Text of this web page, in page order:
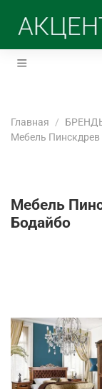
Главная
Мебель Пинскдрев
Мебель
Бодайбо